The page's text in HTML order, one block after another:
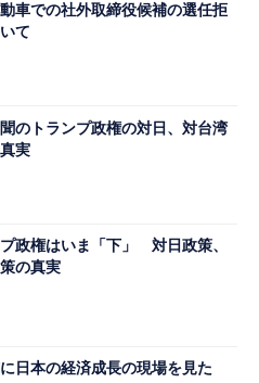
車での社外取締役候補の選任拒
て
のトランプ政権の対日、対台湾
実
プ政権はいま「下」 対日政策、
の真実
日本の経済成長の現場を見た